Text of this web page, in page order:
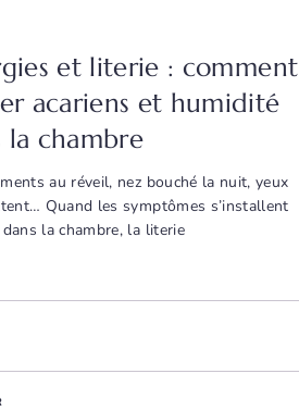
et literie : comment
acariens et humidité
la chambre
au réveil, nez bouché la nuit, yeux
Quand les symptômes s’installent
la chambre, la literie